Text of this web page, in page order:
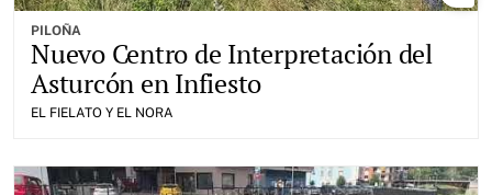
PILOÑA
Nuevo Centro de Interpretación del
Asturcón en Infiesto
EL FIELATO Y EL NORA